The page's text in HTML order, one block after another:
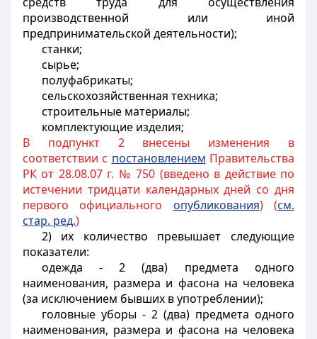
производственной или иной
предпринимательской деятельности);
станки;
сырье;
полуфабрикаты;
сельскохозяйственная техника;
строительные материалы;
комплектующие изделия;
В подпункт 2 внесены изменения в
соответствии с постановлением Правительства
РК от 28.08.07 г. № 750 (введено в действие по
истечении тридцати календарных дней со дня
первого официального опубликования) (см.
стар. ред.)
2) их количество превышает следующие
показатели:
одежда - 2 (два) предмета одного
наименования, размера и фасона на человека
(за исключением бывших в употреблении);
головные уборы - 2 (два) предмета одного
наименования, размера и фасона на человека